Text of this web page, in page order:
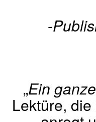
-
„Ein
Lektüre,